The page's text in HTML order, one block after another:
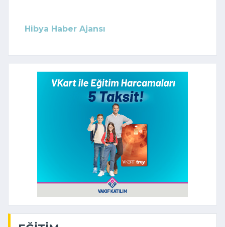
Hibya Haber Ajansı